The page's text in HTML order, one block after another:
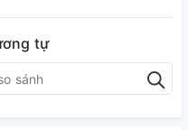
Livotec 2, Livotec 3
tự